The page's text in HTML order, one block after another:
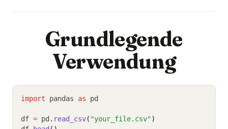
Grundlegende
Verwendung
import pandas as pd
df = pd . read_csv( "your_file.csv")